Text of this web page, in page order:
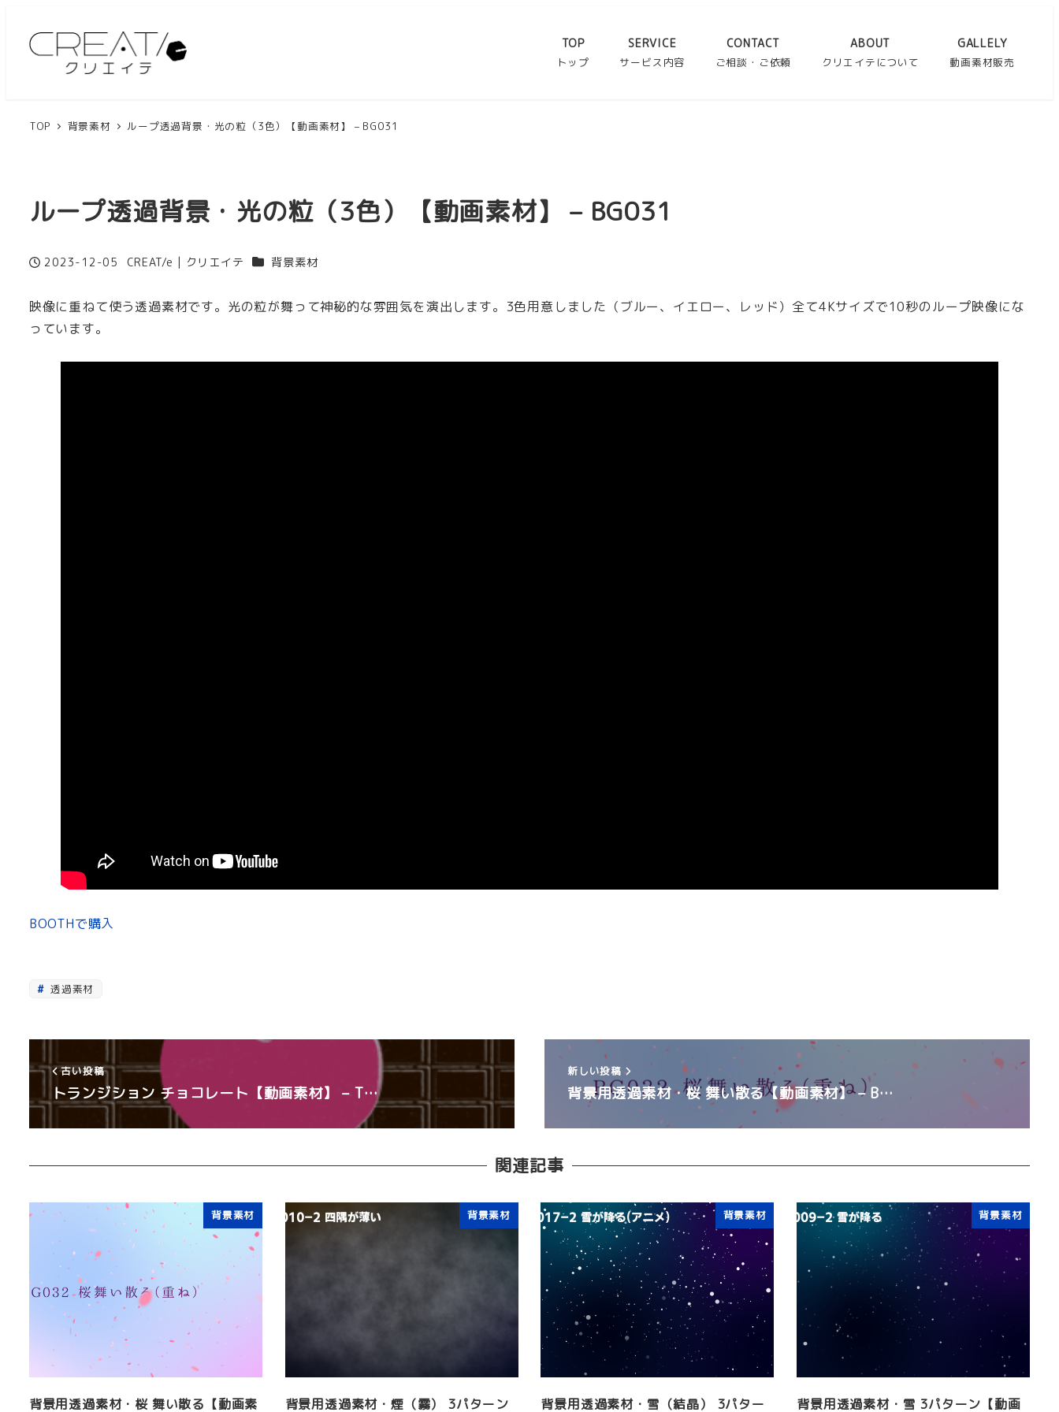
TOP
トップ
SERVICE
サービス内容
CONTACT
ご相談・ご依頼
ABOUT
クリエイテについて
GALLELY
動画素材販売
TOP 背景素材 ループ透過背景・光の粒（3色）【動画素材】 – BG031
ループ透過背景・光の粒（3色）【動画素材】 – BG031
投稿日
2023-12-05
著
CREAT/e | クリエイテ カテゴリー
背景素材
映像に重ねて使う透過素材です。光の粒が舞って神秘的な雰囲気を演出します。3色用意しました（ブルー、イエロー、レッド）全て4Kサイズで10秒のループ映像にな
っています。
BOOTHで購入
透過素材
古い投稿
トランジション チョコレート【動画素材】 – T…
新しい投稿
背景用透過素材・桜 舞い散る【動画素材】 – B…
関連記事
背景素材
背景用透過素材・桜 舞い散る【動画素
背景素材
背景用透過素材・煙（霧） 3パターン
背景素材
背景用透過素材・雪（結晶） 3パター
背景素材
背景用透過素材・雪 3パターン【動画